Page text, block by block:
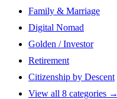
Family & Marriage
Digital Nomad
Golden / Investor
Retirement
Citizenship by Descent
View all 8 categories →